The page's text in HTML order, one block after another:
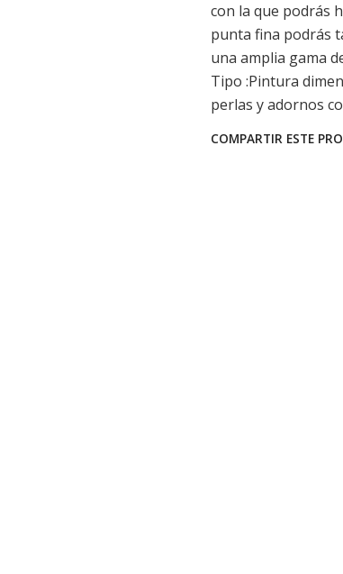
con la que podrás
punta fina podrás
una amplia gama
Tipo :Pintura
perlas y adornos
COMPARTIR ESTE